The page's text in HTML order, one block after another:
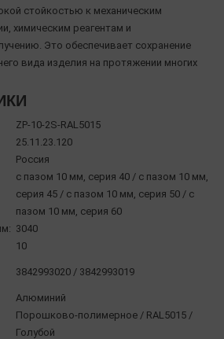
стойкостью к механическим
химическим реагентам и
Это обеспечивает сохранение
вида изделия на протяжении многих
ZP-10-2S-RAL5015
25.11.23.120
Россия
с пазом 10 мм, серия 40 / с пазом 10 мм,
серия 45 / с пазом 10 мм, серия 50 / с
пазом 10 мм, серия 60
3040
10
3842993020 / 3842993019
Алюминий
Порошково-полимерное / RAL5015 /
Голубой